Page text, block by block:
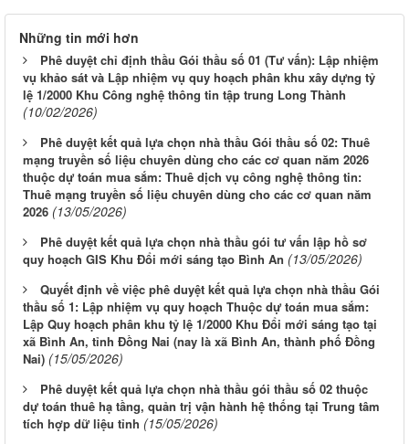
Những tin mới hơn
Phê duyệt chỉ định thầu Gói thầu số 01 (Tư vấn): Lập nhiệm
vụ khảo sát và Lập nhiệm vụ quy hoạch phân khu xây dựng tỷ
lệ 1/2000 Khu Công nghệ thông tin tập trung Long Thành
(10/02/2026)
Phê duyệt kết quả lựa chọn nhà thầu Gói thầu số 02: Thuê
mạng truyền số liệu chuyên dùng cho các cơ quan năm 2026
thuộc dự toán mua sắm: Thuê dịch vụ công nghệ thông tin:
Thuê mạng truyền số liệu chuyên dùng cho các cơ quan năm
2026 (13/05/2026)
Phê duyệt kết quả lựa chọn nhà thầu gói tư vấn lập hồ sơ
quy hoạch GIS Khu Đổi mới sáng tạo Bình An (13/05/2026)
Quyết định về việc phê duyệt kết quả lựa chọn nhà thầu Gói
thầu số 1: Lập nhiệm vụ quy hoạch Thuộc dự toán mua sắm:
Lập Quy hoạch phân khu tỷ lệ 1/2000 Khu Đổi mới sáng tạo tại
xã Bình An, tỉnh Đồng Nai (nay là xã Bình An, thành phố Đồng
Nai) (15/05/2026)
Phê duyệt kết quả lựa chọn nhà thầu gói thầu số 02 thuộc
dự toán thuê hạ tầng, quản trị vận hành hệ thống tại Trung tâm
tích hợp dữ liệu tỉnh (15/05/2026)